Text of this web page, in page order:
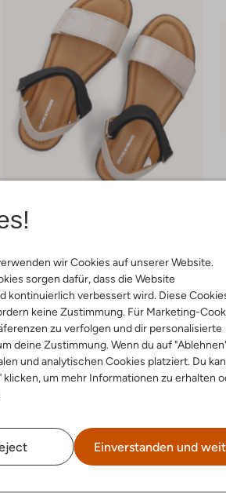
wir Cookies auf unserer Website.
sorgen dafür, dass die Website
kontinuierlich verbessert wird. Diese
keine Zustimmung. Für Marketing-
zu verfolgen und dir personalisierte
deine Zustimmung. Wenn du auf
und analytischen Cookies platziert. Du
um mehr Informationen zu erhalten
Einverstanden und
Rückgabe